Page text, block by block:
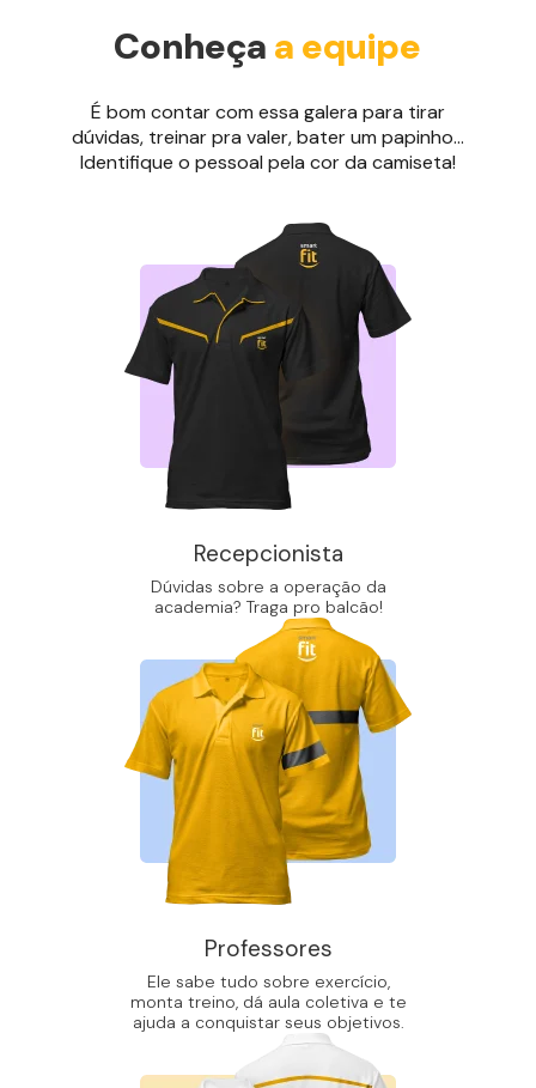
Conheça a equipe
É bom contar com essa galera para tirar
dúvidas, treinar pra valer, bater um papinho...
Identifique o pessoal pela cor da camiseta!
Recepcionista
Dúvidas sobre a operação da
academia? Traga pro balcão!
Professores
Ele sabe tudo sobre exercício,
monta treino, dá aula coletiva e te
ajuda a conquistar seus objetivos.